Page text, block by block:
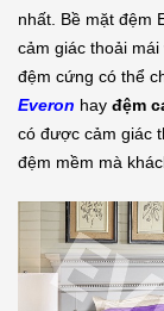
nhất. Bề mặt đệm
cảm giác thoải
đệm cứng có thể
Everon hay đệm
có được cảm giác
đệm mềm mà